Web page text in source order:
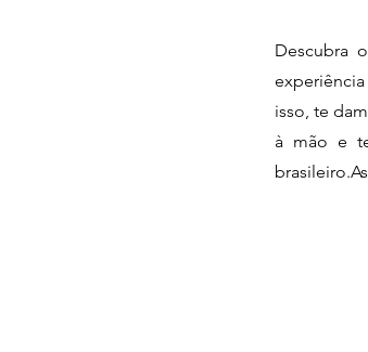
Descubra
isso, te
à mão e